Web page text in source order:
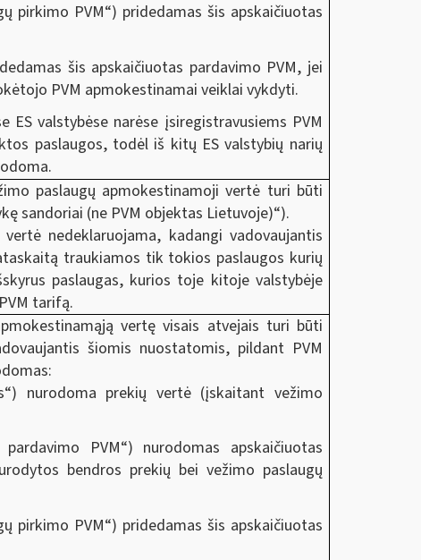
pirkimo PVM“) pridedamas šis apskaičiuotas
šis apskaičiuotas pardavimo PVM, jei
PVM apmokestinamai veiklai vykdyti.
valstybėse narėse įsiregistravusiems PVM
paslaugos, todėl iš kitų ES valstybių narių
paslaugų apmokestinamoji vertė turi būti
sandoriai (ne PVM objektas Lietuvoje)“).
nedeklaruojama, kadangi vadovaujantis
traukiamos tik tokios paslaugos kurių
paslaugas, kurios toje kitoje valstybėje
tarifą.
vertę visais atvejais turi būti
šiomis nuostatomis, pildant PVM
nurodoma prekių vertė (įskaitant vežimo
PVM“) nurodomas apskaičiuotas
bendros prekių bei vežimo paslaugų
pirkimo PVM“) pridedamas šis apskaičiuotas